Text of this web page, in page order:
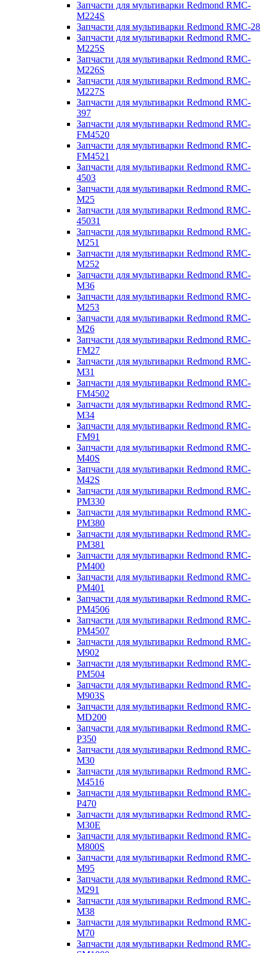
Запчасти для мультиварки Redmond RMC-
M224S
Запчасти для мультиварки Redmond RMC-28
Запчасти для мультиварки Redmond RMC-
M225S
Запчасти для мультиварки Redmond RMC-
M226S
Запчасти для мультиварки Redmond RMC-
M227S
Запчасти для мультиварки Redmond RMC-
397
Запчасти для мультиварки Redmond RMC-
FM4520
Запчасти для мультиварки Redmond RMC-
FM4521
Запчасти для мультиварки Redmond RMC-
4503
Запчасти для мультиварки Redmond RMC-
M25
Запчасти для мультиварки Redmond RMC-
45031
Запчасти для мультиварки Redmond RMC-
M251
Запчасти для мультиварки Redmond RMC-
M252
Запчасти для мультиварки Redmond RMC-
M36
Запчасти для мультиварки Redmond RMC-
M253
Запчасти для мультиварки Redmond RMC-
M26
Запчасти для мультиварки Redmond RMC-
FM27
Запчасти для мультиварки Redmond RMC-
M31
Запчасти для мультиварки Redmond RMC-
FM4502
Запчасти для мультиварки Redmond RMC-
M34
Запчасти для мультиварки Redmond RMC-
FM91
Запчасти для мультиварки Redmond RMC-
M40S
Запчасти для мультиварки Redmond RMC-
M42S
Запчасти для мультиварки Redmond RMC-
PM330
Запчасти для мультиварки Redmond RMC-
PM380
Запчасти для мультиварки Redmond RMC-
PM381
Запчасти для мультиварки Redmond RMC-
PM400
Запчасти для мультиварки Redmond RMC-
PM401
Запчасти для мультиварки Redmond RMC-
PM4506
Запчасти для мультиварки Redmond RMC-
PM4507
Запчасти для мультиварки Redmond RMC-
M902
Запчасти для мультиварки Redmond RMC-
PM504
Запчасти для мультиварки Redmond RMC-
M903S
Запчасти для мультиварки Redmond RMC-
MD200
Запчасти для мультиварки Redmond RMC-
P350
Запчасти для мультиварки Redmond RMC-
M30
Запчасти для мультиварки Redmond RMC-
M4516
Запчасти для мультиварки Redmond RMC-
P470
Запчасти для мультиварки Redmond RMC-
M30E
Запчасти для мультиварки Redmond RMC-
M800S
Запчасти для мультиварки Redmond RMC-
M95
Запчасти для мультиварки Redmond RMC-
M291
Запчасти для мультиварки Redmond RMC-
M38
Запчасти для мультиварки Redmond RMC-
M70
Запчасти для мультиварки Redmond RMC-